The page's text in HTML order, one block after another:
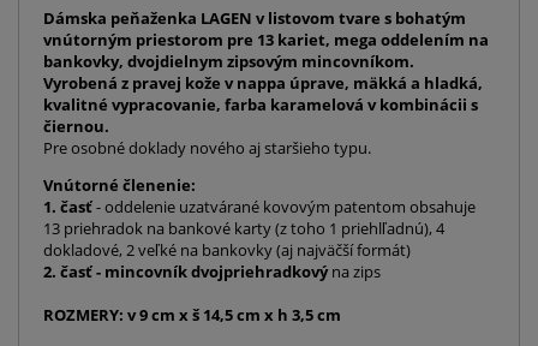
Dámska peňaženka LAGEN v listovom tvare s bohatým
vnútorným priestorom pre 13 kariet, mega oddelením na
bankovky, dvojdielnym zipsovým mincovníkom.
Vyrobená z pravej kože v nappa úprave, mäkká a hladká,
kvalitné vypracovanie, farba karamelová v kombinácii s
čiernou.
Pre osobné doklady nového aj staršieho typu.
Vnútorné členenie:
1. časť- oddelenie uzatvárané kovovým patentom obsahuje
13 priehradok na bankové karty (z toho 1 priehlľadnú), 4
dokladové, 2 veľké na bankovky (aj najväčší formát)
2. časť - mincovník dvojpriehradkovýna zips
ROZMERY: v 9 cm x š 14,5 cm x h 3,5 cm